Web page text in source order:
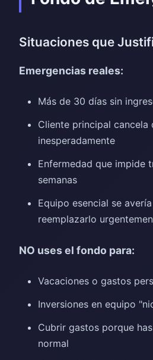
Situaciones que
Emergencias reales:
Más de 30 días sin
Cliente principal cancela
inesperadamente
Enfermedad que impide
semanas
Equipo esencial se
reemplazarlo
NO uses el fondo para:
Vacaciones o gastos
Inversiones en equipo
Cubrir gastos porque
normal